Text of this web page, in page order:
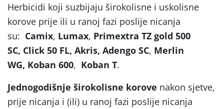
Herbicidi koji suzbijaju širokolisne i uskolisne
korove prije ili u ranoj fazi poslije nicanja
su: Camix, Lumax, Primextra TZ gold 500
SC, Click 50 FL, Akris, Adengo SC, Merlin
WG, Koban 600, Koban T.
Jednogodišnje širokolisne korove nakon sjetve,
prije nicanja i (ili) u ranoj fazi poslije nicanja